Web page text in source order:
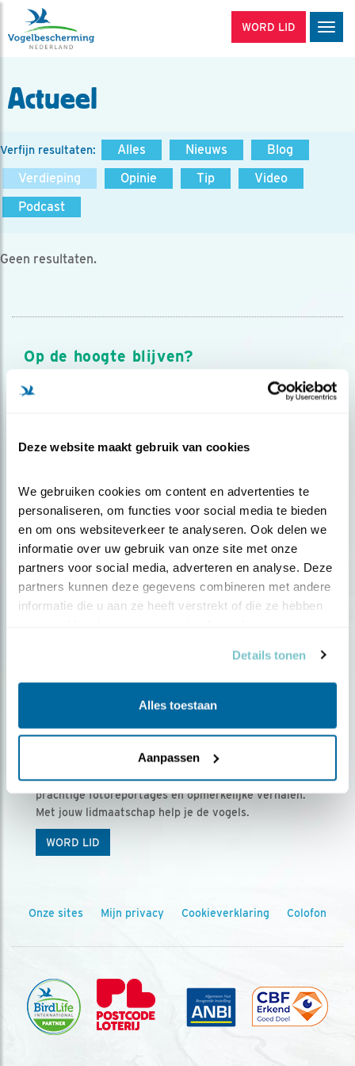
Deze website maakt gebruik van cookies
We gebruiken cookies om content en advertenties te
personaliseren, om functies voor social media te bieden
en om ons websiteverkeer te analyseren. Ook delen we
informatie over uw gebruik van onze site met onze
partners voor social media, adverteren en analyse. Deze
partners kunnen deze gegevens combineren met andere
informatie die u aan ze heeft verstrekt of die ze hebben
Details tonen
Alles toestaan
Aanpassen
WORD LID
Actueel
Verfijn resultaten: Alles Nieuws
Blog
Verdieping
Opinie Tip
Video
Podcast
Geen resultaten.
Op de hoogte blijven?
Meld je aan en ontvang nieuws, inspiratie, acties en tips
over vogels en activiteiten van Vogelbescherming.
Ontvang 5 x Vogels voor € 36,00 per jaar
Vogels is het tijdschrift voor onze leden, met
prachtige fotoreportages en opmerkelijke verhalen.
Met jouw lidmaatschap help je de vogels.
WORD LID
Onze sites Mijn privacy Cookieverklaring Colofon